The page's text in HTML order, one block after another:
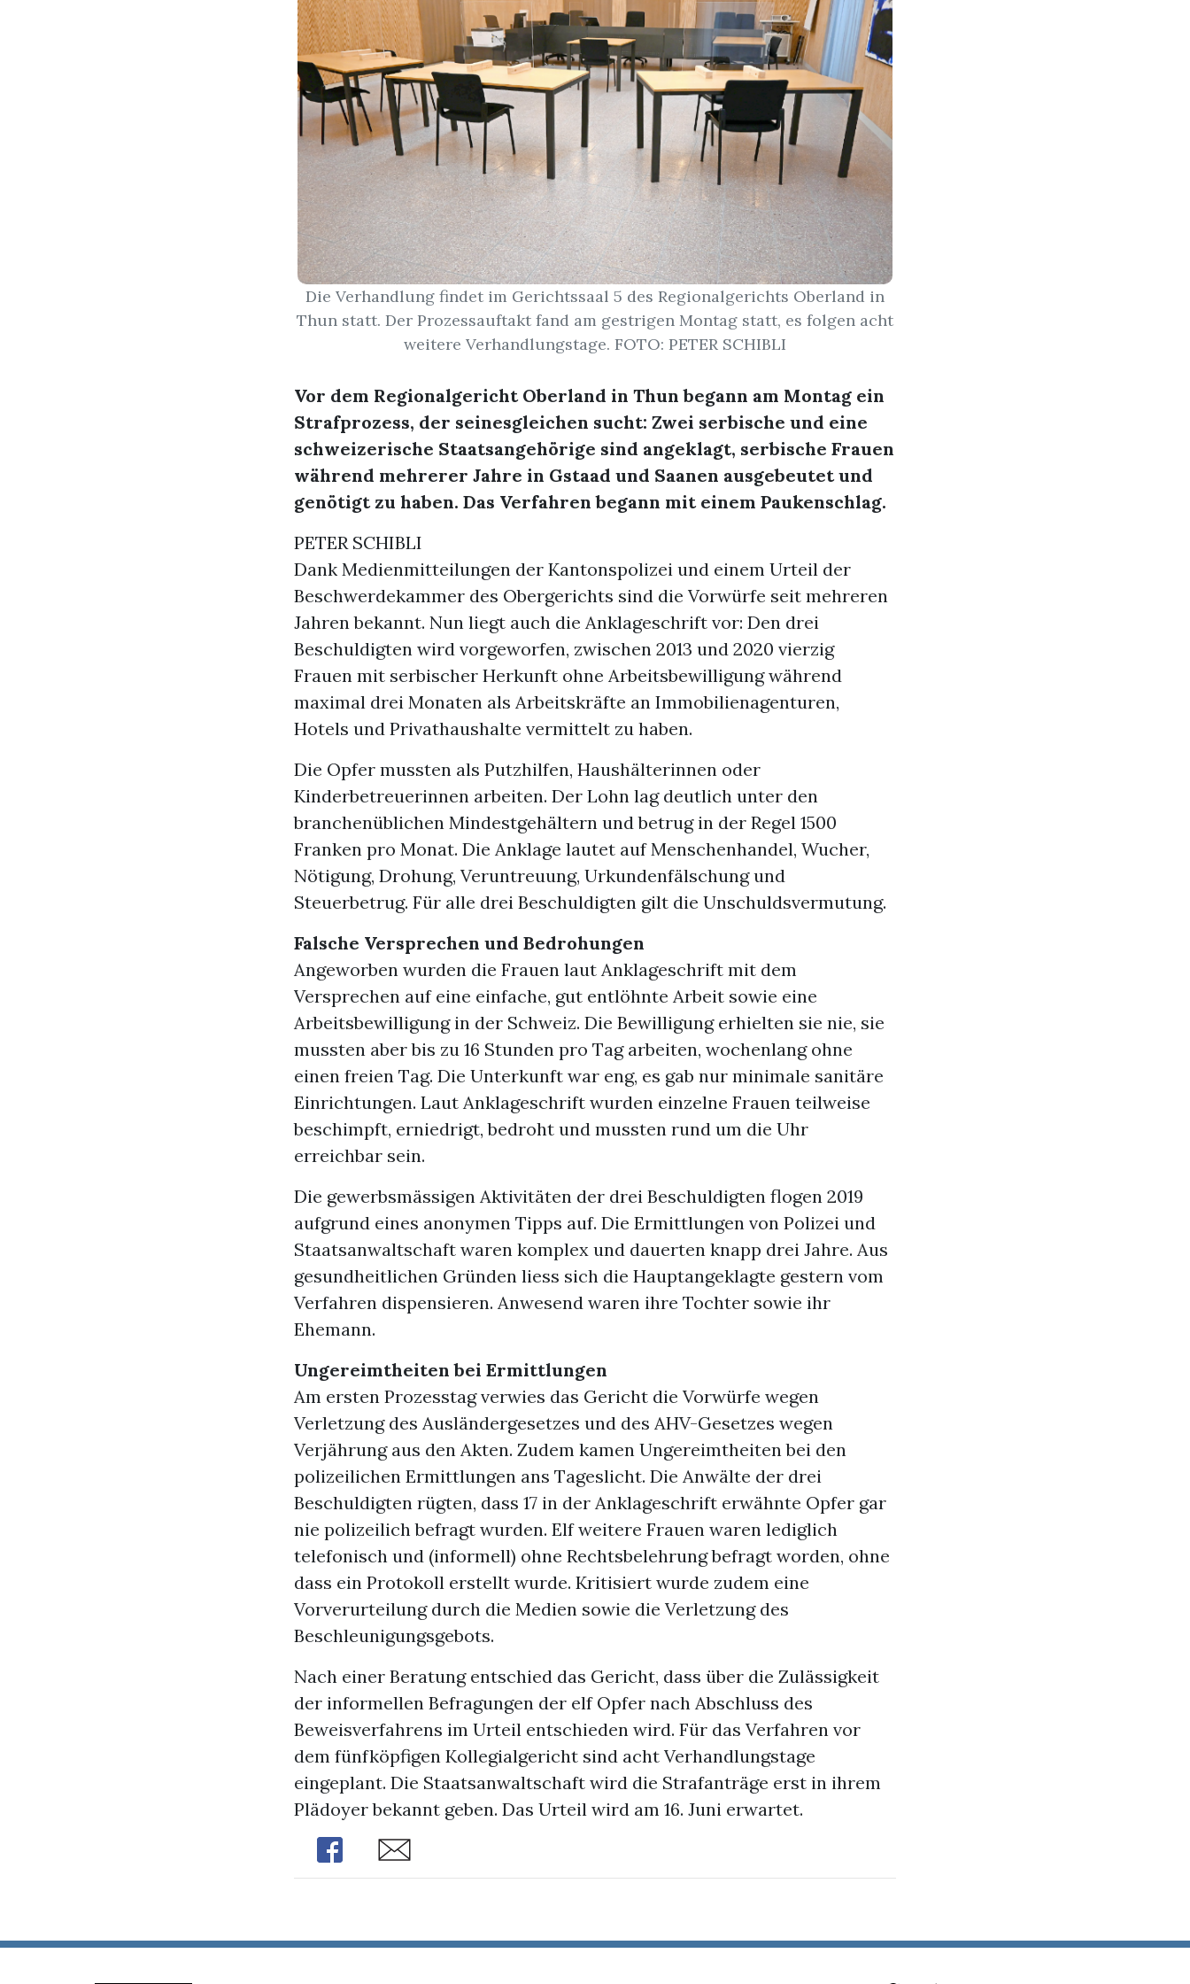
Die Verhandlung findet im Gerichtssaal 5 des Regionalgerichts Oberland in
Thun statt. Der Prozessauftakt fand am gestrigen Montag statt, es folgen acht
weitere Verhandlungstage. FOTO: PETER SCHIBLI
Vor dem Regionalgericht Oberland in Thun begann am Montag ein
Strafprozess, der seinesgleichen sucht: Zwei serbische und eine
schweizerische Staatsangehörige sind angeklagt, serbische Frauen
während mehrerer Jahre in Gstaad und Saanen ausgebeutet und
genötigt zu haben. Das Verfahren begann mit einem Paukenschlag.
PETER SCHIBLI
Dank Medienmitteilungen der Kantonspolizei und einem Urteil der
Beschwerdekammer des Obergerichts sind die Vorwürfe seit mehreren
Jahren bekannt. Nun liegt auch die Anklageschrift vor: Den drei
Beschuldigten wird vorgeworfen, zwischen 2013 und 2020 vierzig
Frauen mit serbischer Herkunft ohne Arbeitsbewilligung während
maximal drei Monaten als Arbeitskräfte an Immobilienagenturen,
Hotels und Privathaushalte vermittelt zu haben.
Die Opfer mussten als Putzhilfen, Haushälterinnen oder
Kinderbetreuerinnen arbeiten. Der Lohn lag deutlich unter den
branchenüblichen Mindestgehältern und betrug in der Regel 1500
Franken pro Monat. Die Anklage lautet auf Menschenhandel, Wucher,
Nötigung, Drohung, Veruntreuung, Urkundenfälschung und
Steuerbetrug. Für alle drei Beschuldigten gilt die Unschuldsvermutung.
Falsche Versprechen und Bedrohungen
Angeworben wurden die Frauen laut Anklageschrift mit dem
Versprechen auf eine einfache, gut entlöhnte Arbeit sowie eine
Arbeitsbewilligung in der Schweiz. Die Bewilligung erhielten sie nie, sie
mussten aber bis zu 16 Stunden pro Tag arbeiten, wochenlang ohne
einen freien Tag. Die Unterkunft war eng, es gab nur minimale sanitäre
Einrichtungen. Laut Anklageschrift wurden einzelne Frauen teilweise
beschimpft, erniedrigt, bedroht und mussten rund um die Uhr
erreichbar sein.
Die gewerbsmässigen Aktivitäten der drei Beschuldigten flogen 2019
aufgrund eines anonymen Tipps auf. Die Ermittlungen von Polizei und
Staatsanwaltschaft waren komplex und dauerten knapp drei Jahre. Aus
gesundheitlichen Gründen liess sich die Hauptangeklagte gestern vom
Verfahren dispensieren. Anwesend waren ihre Tochter sowie ihr
Ehemann.
Ungereimtheiten bei Ermittlungen
Am ersten Prozesstag verwies das Gericht die Vorwürfe wegen
Verletzung des Ausländergesetzes und des AHV-Gesetzes wegen
Verjährung aus den Akten. Zudem kamen Ungereimtheiten bei den
polizeilichen Ermittlungen ans Tageslicht. Die Anwälte der drei
Beschuldigten rügten, dass 17 in der Anklageschrift erwähnte Opfer gar
nie polizeilich befragt wurden. Elf weitere Frauen waren lediglich
telefonisch und (informell) ohne Rechtsbelehrung befragt worden, ohne
dass ein Protokoll erstellt wurde. Kritisiert wurde zudem eine
Vorverurteilung durch die Medien sowie die Verletzung des
Beschleunigungsgebots.
Nach einer Beratung entschied das Gericht, dass über die Zulässigkeit
der informellen Befragungen der elf Opfer nach Abschluss des
Beweisverfahrens im Urteil entschieden wird. Für das Verfahren vor
dem fünfköpfigen Kollegialgericht sind acht Verhandlungstage
eingeplant. Die Staatsanwaltschaft wird die Strafanträge erst in ihrem
Plädoyer bekannt geben. Das Urteil wird am 16. Juni erwartet.
Share
Share